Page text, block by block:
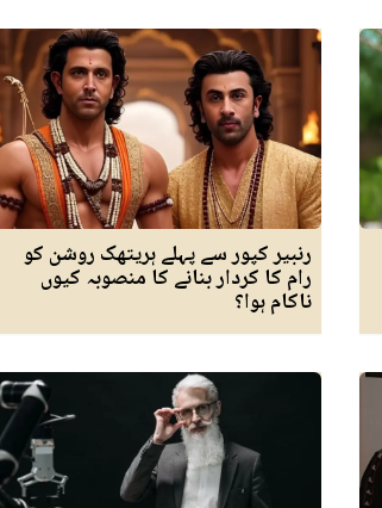
رنبیر کپور سے پہلے ہریتھک روشن کو
رام کا کردار بنانے کا منصوبہ کیوں
ناکام ہوا؟